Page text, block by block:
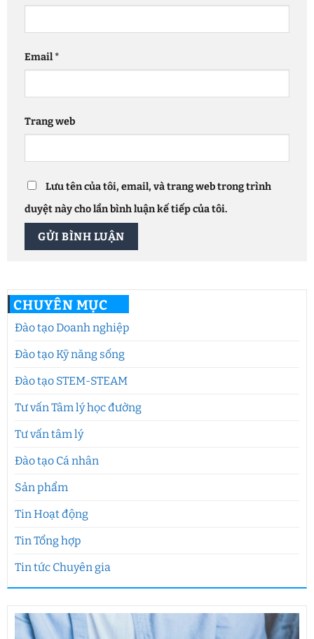
CHUYÊN MỤC
Đào tạo Doanh nghiệp
Đào tạo Kỹ năng sống
Đào tạo STEM-STEAM
Tư vấn Tâm lý học đường
Tư vấn tâm lý
Đào tạo Cá nhân
Sản phẩm
Tin Hoạt động
Tin Tổng hợp
Tin tức Chuyên gia
Email*
Trang web
Lưu tên của tôi, email, và trang web trong trình
duyệt này cho lần bình luận kế tiếp của tôi.